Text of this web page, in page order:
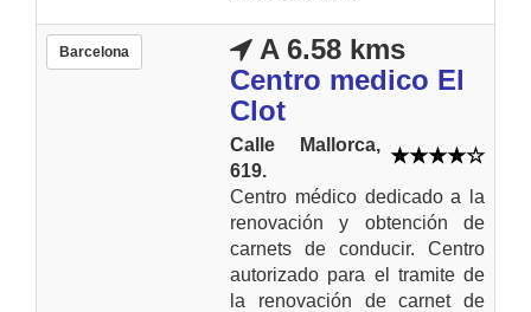
Barcelona
A 6.58 kms
Centro medico El
Clot
Calle Mallorca,
619.
Centro médico dedicado a la
renovación y obtención de
carnets de conducir. Centro
autorizado para el tramite de
la renovación de carnet de